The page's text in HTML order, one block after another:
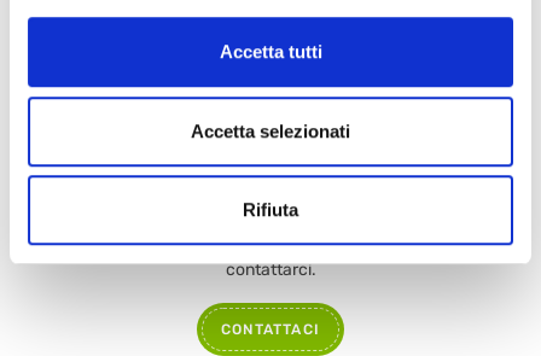
Accetta tutti
Accetta selezionati
Rifiuta
Newsletter
ISCRIVITI
Per informazioni, segnalazioni o curiosità non esitate a
contattarci.
CONTATTACI